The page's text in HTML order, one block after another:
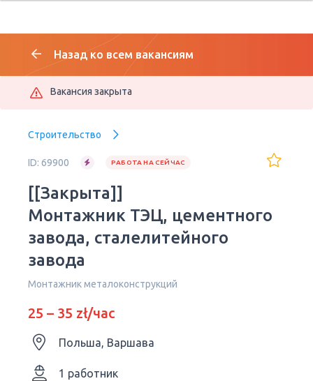
Назад ко всем вакансиям
Вакансия закрыта
Строительство
ID: 69900 РАБОТА НА СЕЙЧАС
[[Закрыта]]
Монтажник ТЭЦ, цементного
завода, сталелитейного
завода
Монтажник металоконструкций
25 – 35 zł/час
Польша, Варшава
1 работник